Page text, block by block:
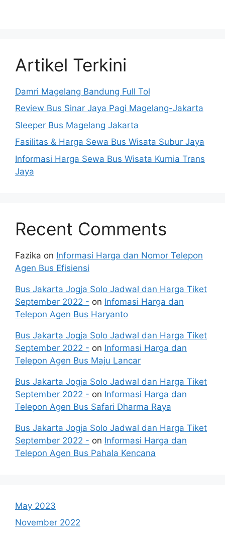
Artikel Terkini
Damri Magelang Bandung Full Tol
Review Bus Sinar Jaya Pagi Magelang-Jakarta
Sleeper Bus Magelang Jakarta
Fasilitas & Harga Sewa Bus Wisata Subur Jaya
Informasi Harga Sewa Bus Wisata Kurnia Trans
Jaya
Recent Comments
Fazika on Informasi Harga dan Nomor Telepon
Agen Bus Efisiensi
Bus Jakarta Jogja Solo Jadwal dan Harga Tiket
September 2022 - on Infomasi Harga dan
Telepon Agen Bus Haryanto
Bus Jakarta Jogja Solo Jadwal dan Harga Tiket
September 2022 - on Informasi Harga dan
Telepon Agen Bus Maju Lancar
Bus Jakarta Jogja Solo Jadwal dan Harga Tiket
September 2022 - on Informasi Harga dan
Telepon Agen Bus Safari Dharma Raya
Bus Jakarta Jogja Solo Jadwal dan Harga Tiket
September 2022 - on Informasi Harga dan
Telepon Agen Bus Pahala Kencana
May 2023
November 2022